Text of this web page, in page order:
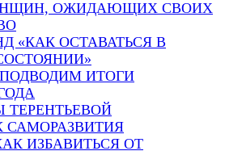
ОЖИДАЮЩИХ СВОИХ
«КАК ОСТАВАТЬСЯ В
ИТОГИ
ТЕРЕНТЬЕВОЙ
САМОРАЗВИТИЯ
ИЗБАВИТЬСЯ ОТ